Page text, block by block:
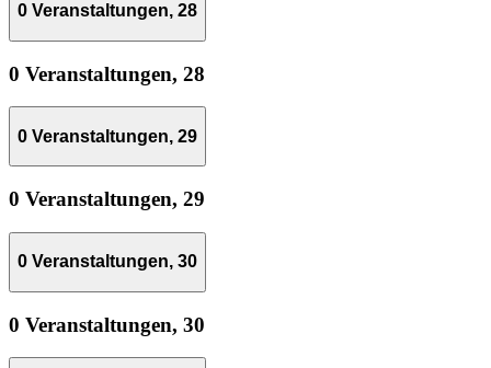
0 Veranstaltungen, 28
0 Veranstaltungen, 28
0 Veranstaltungen, 29
0 Veranstaltungen, 29
0 Veranstaltungen, 30
0 Veranstaltungen, 30